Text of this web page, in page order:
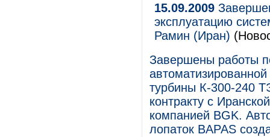
15.09.2009
эксплуатацию
Рамин (Иран)
Завершены работы
турбины К-300-240
контракту с
компанией BGK.
лопаток BAPAS